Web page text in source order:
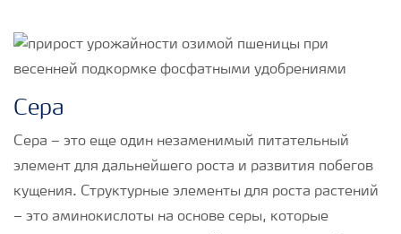
Сера
Сера – это еще один незаменимый питательный
элемент для дальнейшего роста и развития побегов
кущения. Структурные элементы для роста растений
– это аминокислоты на основе серы, которые